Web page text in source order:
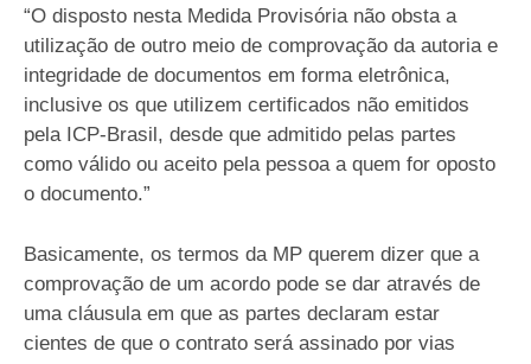
“O disposto nesta Medida Provisória não obsta a
utilização de outro meio de comprovação da autoria e
integridade de documentos em forma eletrônica,
inclusive os que utilizem certificados não emitidos
pela ICP-Brasil, desde que admitido pelas partes
como válido ou aceito pela pessoa a quem for oposto
o documento.”
Basicamente, os termos da MP querem dizer que a
comprovação de um acordo pode se dar através de
uma cláusula em que as partes declaram estar
cientes de que o contrato será assinado por vias